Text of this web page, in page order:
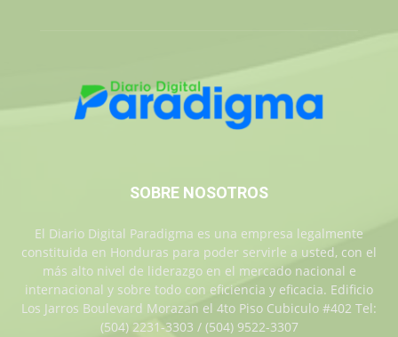
SOBRE NOSOTROS
El Diario Digital Paradigma es una empresa legalmente
constituida en Honduras para poder servirle a usted, con el
más alto nivel de liderazgo en el mercado nacional e
internacional y sobre todo con eficiencia y eficacia. Edificio
Los Jarros Boulevard Morazan el 4to Piso Cubiculo #402 Tel:
(504) 2231-3303 / (504) 9522-3307